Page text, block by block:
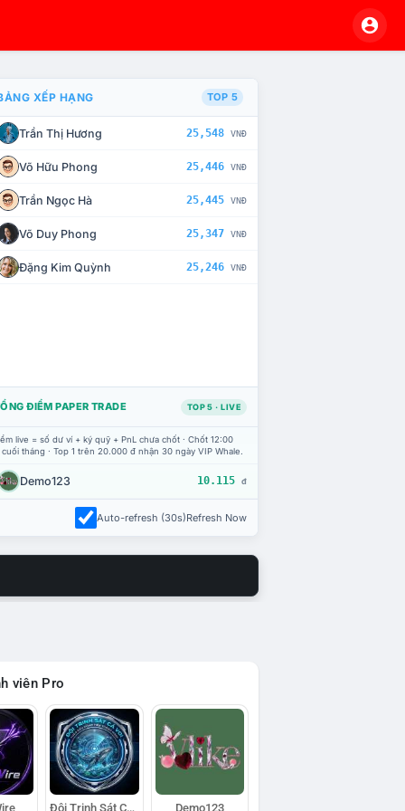
CHẾ TÀI XỬ LÝ VI PHẠM
XẾP HẠNG TOP 5
Trần Thị Hương 25,548 VNĐ
Võ Hữu Phong 25,446 VNĐ
Trần Ngọc Hà 25,445 VNĐ
Võ Duy Phong 25,347 VNĐ
Đặng Kim Quỳnh 25,246 VNĐ
ĐIỂM PAPER TRADE TOP 5 · LIVE
live = số dư ví + ký quỹ + PnL chưa chốt · Chốt 12:00
tháng · Top 1 trên 20.000 đ nhận 30 ngày VIP Whale.
Demo123 10.115 đ
Auto-refresh (30s)Refresh Now
viên Pro
Đội Trinh Sát Cá Voi Demo123